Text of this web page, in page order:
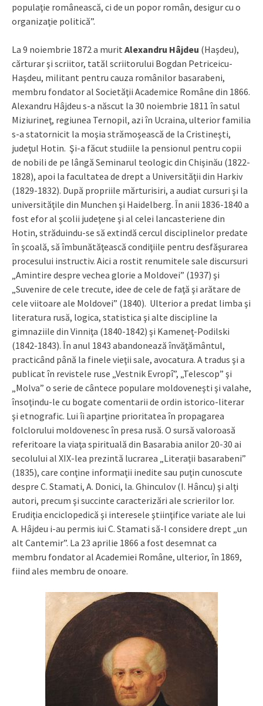
populaţie românească, ci de un popor român, desigur cu o
organizaţie politică”.
La 9 noiembrie 1872 a murit Alexandru Hâjdeu (Haşdeu),
cărturar şi scriitor, tatăl scriitorului Bogdan Petriceicu-
Haşdeu, militant pentru cauza românilor basarabeni,
membru fondator al Societăţii Academice Române din 1866.
Alexandru Hâjdeu s-a născut la 30 noiembrie 1811 în satul
Miziurineţ, regiunea Ternopil, azi în Ucraina, ulterior familia
s-a statornicit la moşia strămoşească de la Cristineşti,
judeţul Hotin. Şi-a făcut studiile la pensionul pentru copii
de nobili de pe lângă Seminarul teologic din Chişinău (1822-
1828), apoi la facultatea de drept a Universităţii din Harkiv
(1829-1832). După propriile mărturisiri, a audiat cursuri şi la
universităţile din Munchen şi Haidelberg. În anii 1836-1840 a
fost efor al şcolii judeţene şi al celei lancasteriene din
Hotin, străduindu-se să extindă cercul disciplinelor predate
în şcoală, să îmbunătăţească condiţiile pentru desfăşurarea
procesului instructiv. Aici a rostit renumitele sale discursuri
„Amintire despre vechea glorie a Moldovei” (1937) şi
„Suvenire de cele trecute, idee de cele de faţă şi arătare de
cele viitoare ale Moldovei” (1840). Ulterior a predat limba şi
literatura rusă, logica, statistica şi alte discipline la
gimnaziile din Vinniţa (1840-1842) şi Kameneţ-Podilski
(1842-1843). În anul 1843 abandonează învăţământul,
practicând până la finele vieţii sale, avocatura. A tradus şi a
publicat în revistele ruse „Vestnik Evropî”, „Telescop” şi
„Molva” o serie de cântece populare mol­doveneşti şi valahe,
însoţindu-le cu bogate comentarii de ordin istorico-literar
şi etnografic. Lui îi aparţine prioritatea în propa­garea
folclorului moldovenesc în presa rusă. O sursă valoroasă
referitoare la viaţa spirituală din Basarabia anilor 20-30 ai
secolului al XIX-lea prezintă lucrarea „Literaţii basarabeni”
(1835), care conţine informaţii inedite sau puţin cunoscute
despre C. Stamati, A. Donici, la. Ghinculov (I. Hâncu) şi alţi
autori, precum şi succinte caracterizări ale scrierilor lor.
Erudiţia enciclopedică şi interesele ştiinţifice variate ale lui
A. Hâjdeu i-au permis iui C. Stamati să-l considere drept „un
alt Cantemir”. La 23 aprilie 1866 a fost desemnat ca
membru fondator al Academiei Române, ulterior, în 1869,
fiind ales membru de onoare.